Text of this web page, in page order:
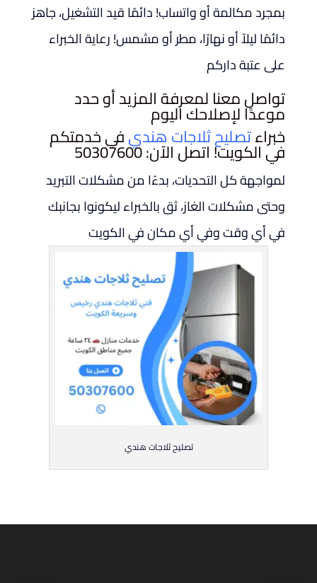
بمجرد مكالمة أو واتساب! دائمًا قيد التشغيل، جاهز
دائمًا ليلاً أو نهارًا، مطر أو مشمس! رعاية الخبراء
على عتبة داركم
تواصل معنا لمعرفة المزيد أو حدد
موعدًا لإصلاحك اليوم
خبراءتصليح ثلاجات هنديفي خدمتكم
في الكويت! اتصل الآن: 50307600
لمواجهة كل التحديات، بدءًا من مشكلات التبريد
وحتى مشكلات الغاز، ثق بالخبراء ليكونوا بجانبك
في أي وقت وفي أي مكان في الكويت
تصليح ثلاجات هندي